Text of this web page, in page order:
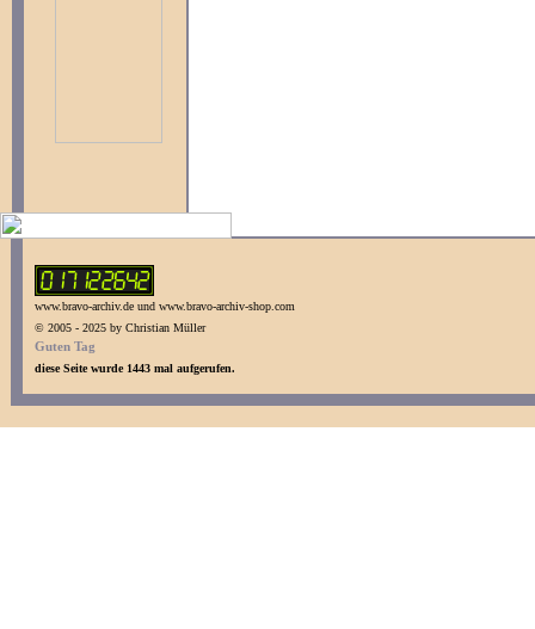
www.bravo-archiv.de und www.bravo-archiv-shop.com
© 2005 - 2025 by Christian Müller
Guten Tag
diese Seite wurde 1443 mal aufgerufen.